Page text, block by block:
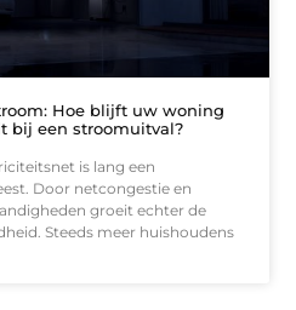
Hoe blijft uw woning
bij een stroomuitval?
is lang een
Door netcongestie en
groeit echter de
Steeds meer huishoudens